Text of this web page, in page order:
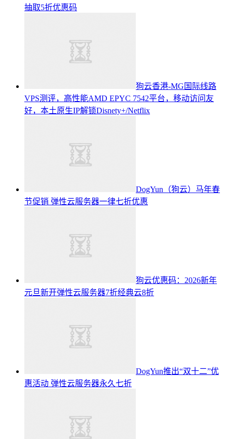
抽取5折优惠码
狗云香港-MG国际线路
VPS测评，高性能AMD EPYC 7542平台，移动访问友
好，本土原生IP解锁Disnety+/Netflix
DogYun（狗云）马年春
节促销 弹性云服务器一律七折优惠
狗云优惠码：2026新年
元旦新开弹性云服务器7折经典云8折
DogYun推出“双十二”优
惠活动 弹性云服务器永久七折